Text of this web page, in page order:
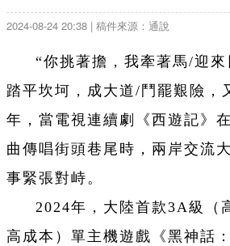
2024-08-24 20:38 | 稿件來源：通說
“你挑著擔，我牽著馬/迎
踏平坎坷，成大道/鬥罷艱險
年，當電視連續劇《西遊記》
曲傳唱街頭巷尾時，兩岸交流
事緊張對峙。
2024年，大陸首款3A級（
高成本）單主機遊戲《黑神話